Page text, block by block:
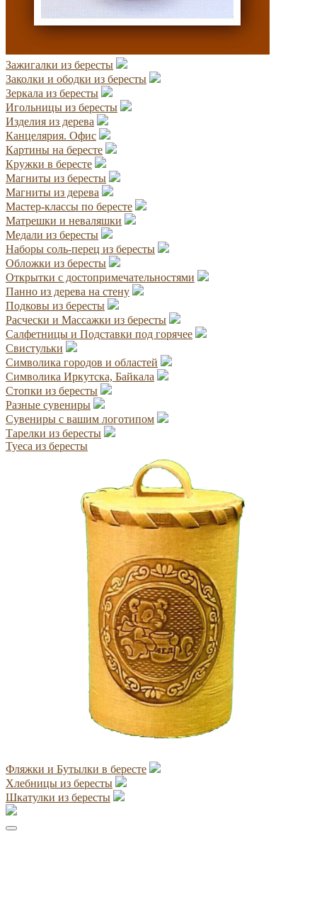
Зажигалки из бересты
Заколки и ободки из бересты
Зеркала из бересты
Игольницы из бересты
Изделия из дерева
Канцелярия. Офис
Картины на бересте
Кружки в бересте
Магниты из бересты
Магниты из дерева
Мастер-классы по бересте
Матрешки и неваляшки
Медали из бересты
Наборы соль-перец из бересты
Обложки из бересты
Открытки с достопримечательностями
Панно из дерева на стену
Подковы из бересты
Расчески и Массажки из бересты
Салфетницы и Подставки под горячее
Свистульки
Символика городов и областей
Символика Иркутска, Байкала
Стопки из бересты
Разные сувениры
Сувениры с вашим логотипом
Тарелки из бересты
Туеса из бересты
Фляжки и Бутылки в бересте
Хлебницы из бересты
Шкатулки из бересты